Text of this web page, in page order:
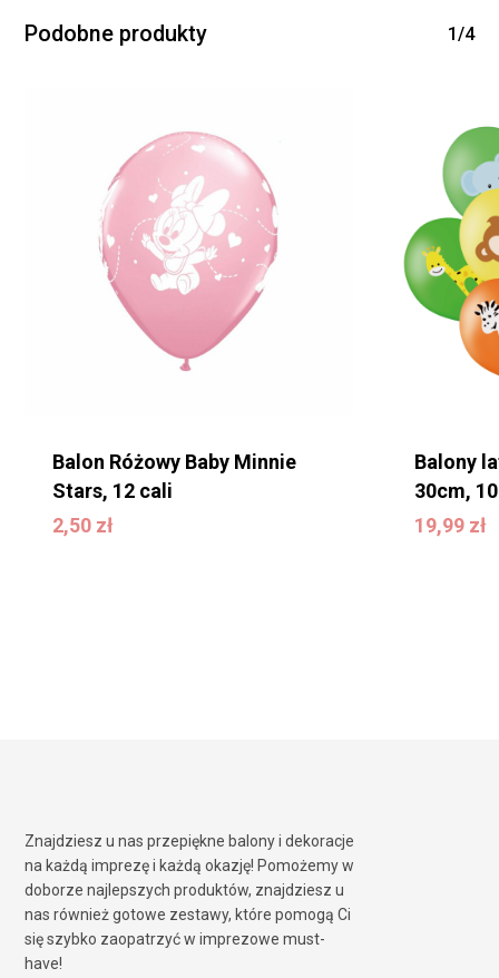
Podobne produkty 1/4
Balon Różowy Baby Minnie
Stars, 12 cali
2,50 zł
2,50zł
Balony
30cm,
19,99 zł
19,99zł
Znajdziesz u nas przepiękne balony i dekoracje
na każdą imprezę i każdą okazję! Pomożemy w
doborze najlepszych produktów, znajdziesz u
nas również gotowe zestawy, które pomogą Ci
się szybko zaopatrzyć w imprezowe must-
have!